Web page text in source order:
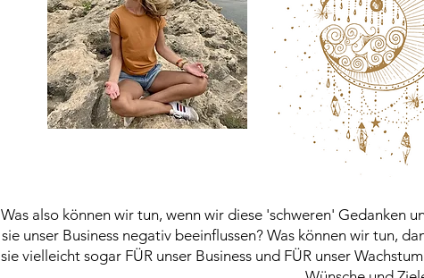
Was also können wir tun, wenn wir diese 'schweren' Gedanken
sie unser Business negativ beeinflussen? Was können wir tun,
sie vielleicht sogar FÜR unser Business und FÜR unser